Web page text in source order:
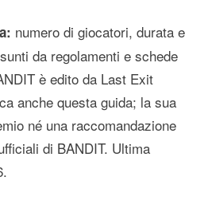
numero di giocatori, durata e
da regolamenti e schede
è edito da Last Exit
anche questa guida; la sua
né una raccomandazione
di BANDIT. Ultima